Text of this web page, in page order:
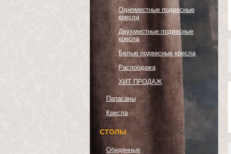
Одноместные подвесные
кресла
Двухместные подвесные
кресла
Белые подвесные кресла
Распродажа
ХИТ ПРОДАЖ
Папасаны
Кресла
СТОЛЫ
Обеденные